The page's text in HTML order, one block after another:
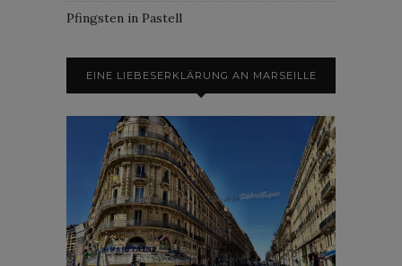
Pfingsten in Pastell
EINE LIEBESERKLÄRUNG AN MARSEILLE